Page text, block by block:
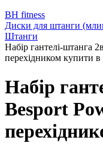
BH fitness
Диски для штанги
Штанги
Набір гантелі-штанга
перехідником купити в
Набір
Besport